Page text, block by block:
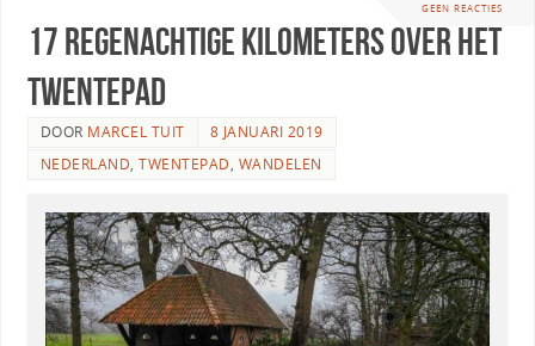
GEEN REACTIES
17 regenachtige kilometers over het
Twentepad
DOOR MARCEL TUIT
8 JANUARI 2019
NEDERLAND,TWENTEPAD, WANDELEN